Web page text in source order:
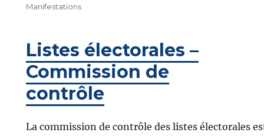
Manifestations
Listes électorales –
Commission de
contrôle
La commission de contrôle des listes électorales